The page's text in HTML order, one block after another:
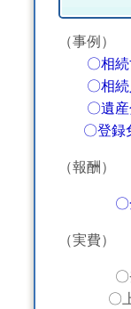
（事例）
〇相
〇相続人
〇遺産分
〇登録免
（報酬）
（実費）
〇登録
〇上記